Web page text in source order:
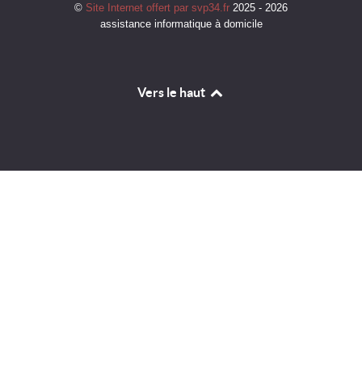
© Site Internet offert par svp34.fr 2025 - 2026
assistance informatique à domicile
Vers le haut